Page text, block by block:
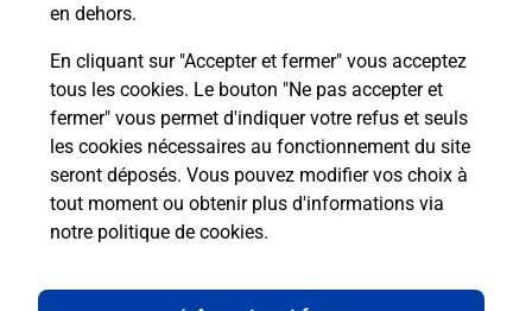
en dehors.
En cliquant sur "Accepter et fermer" vous acceptez
tous les cookies. Le bouton "Ne pas accepter et
fermer" vous permet d'indiquer votre refus et seuls
les cookies nécessaires au fonctionnement du site
seront déposés. Vous pouvez modifier vos choix à
tout moment ou obtenir plus d'informations via
notre politique de cookies.
En Savoir Plus sur Vallet